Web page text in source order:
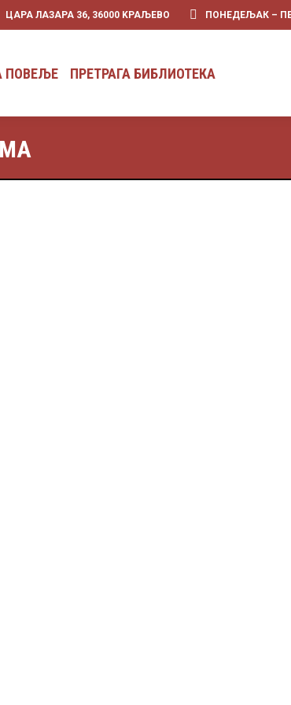
ЦАРА ЛАЗАРА 36, 36000 KРАЉЕВО ПОНЕДЕЉАК –
ПОВЕЉЕ ПРЕТРАГА БИБЛИОТЕКА
ПОВЕЉЕ ПРЕТРАГА БИБЛИОТЕКА